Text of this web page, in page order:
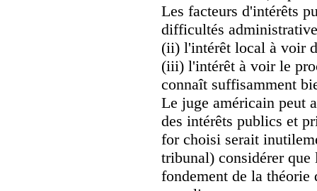
Les facteurs d'intérêts
difficultés
(ii) l'intérêt local à voir
(iii) l'intérêt à voir le
connaît suffisamment
Le juge américain peut
des intérêts publics et
for choisi serait
tribunal) considérer
fondement de la théorie